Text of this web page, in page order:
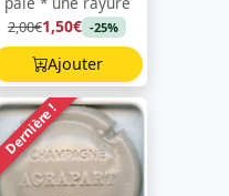
2,00€1,50€ -25%
Ajouter
Dernière !